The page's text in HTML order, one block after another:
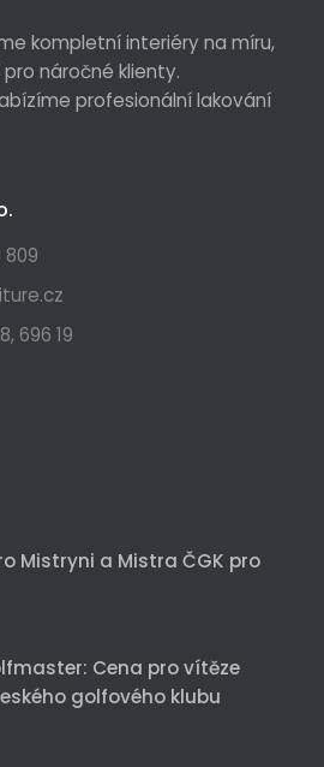
kompletní interiéry na míru,
náročné klienty.
profesionální lakování
809
696 19
Mistryni a Mistra ČGK pro
Cena pro vítěze
golfového klubu